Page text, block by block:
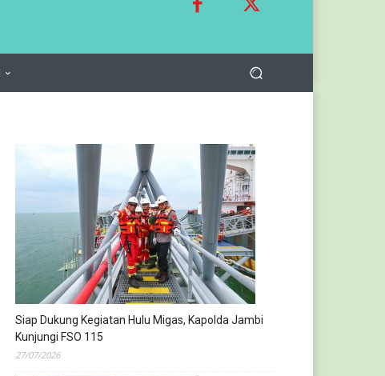
Siap Dukung Kegiatan Hulu Migas, Kapolda Jambi
Kunjungi FSO 115
27/07/2026